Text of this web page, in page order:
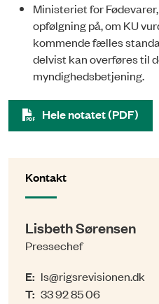
Ministeriet for
opfølgning på, om KU
kommende fælles
delvist kan over­­føres til
myndighedsbetjening.
Hele notatet (PDF)
Kontakt
Lisbeth Sørensen
Pressechef
E: ls@rigsrevisionen.dk
T: 33 92 85 06